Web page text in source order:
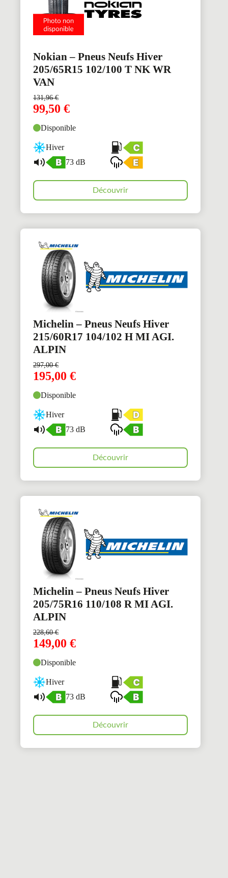
Nokian – Pneus Neufs Hiver
205/65R15 102/100 T NK WR
VAN
131,96€
99,50 €
Disponible
Hiver
73 dB
Découvrir
Michelin – Pneus Neufs Hiver
215/60R17 104/102 H MI AGI.
ALPIN
297,00€
195,00 €
Disponible
Hiver
73 dB
Découvrir
Michelin – Pneus Neufs Hiver
205/75R16 110/108 R MI AGI.
ALPIN
228,60€
149,00 €
Disponible
Hiver
73 dB
Découvrir